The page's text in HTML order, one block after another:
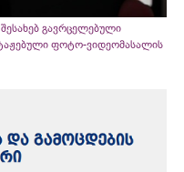
გავრცელებული
ფოტო-ვიდეომასალის